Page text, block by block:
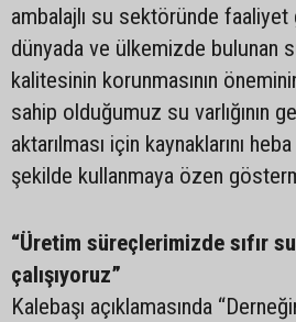
ambalajlı su sektöründe
dünyada ve ülkemizde bulunan
kalitesinin korunmasının
sahip olduğumuz su varlığının
aktarılması için kaynaklarını
şekilde kullanmaya özen
“Üretim süreçlerimizde sıfır
çalışıyoruz”
Kalebaşı açıklamasında